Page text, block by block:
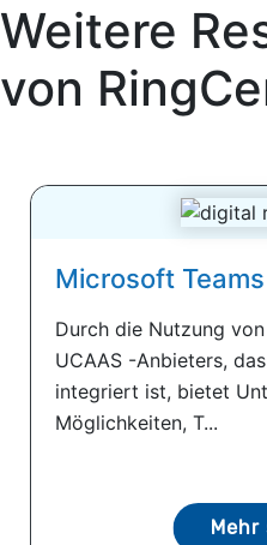
Weitere
von
Microsoft
Durch die Nutzung
UCAAS -Anbieters,
integriert ist, bietet
Möglichkeiten, T...
Mehr